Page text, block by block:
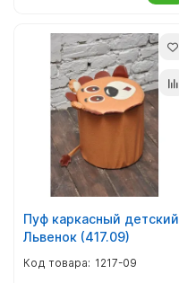
Пуф каркасный детский
Львенок (417.09)
1217-09